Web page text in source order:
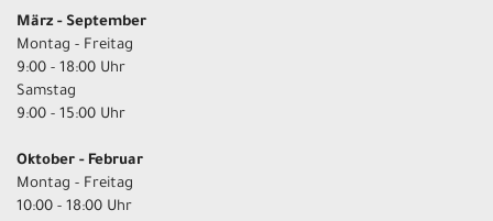
März - September
Montag - Freitag
9:00 - 18:00 Uhr
Samstag
9:00 - 15:00 Uhr
Oktober - Februar
Montag - Freitag
10:00 - 18:00 Uhr